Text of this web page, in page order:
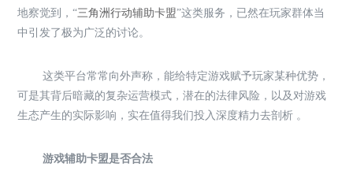
地察觉到，“三角洲行动辅助卡盟”这类服务，已然在玩家群体当
中引发了极为广泛的讨论。
这类平台常常向外声称，能给特定游戏赋予玩家某种优势，
可是其背后暗藏的复杂运营模式，潜在的法律风险，以及对游戏
生态产生的实际影响，实在值得我们投入深度精力去剖析 。
游戏辅助卡盟是否合法